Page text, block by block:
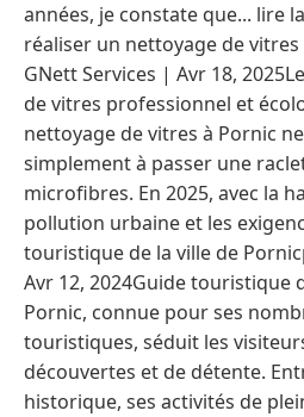
années, je constate que... lire
réaliser un nettoyage de
GNett Services | Avr 18,
de vitres professionnel et
nettoyage de vitres à Pornic
simplement à passer une
microfibres. En 2025, avec la
pollution urbaine et les
touristique de la ville de
Avr 12, 2024Guide touristique
Pornic, connue pour ses
touristiques, séduit les
découvertes et de détente.
historique, ses activités de